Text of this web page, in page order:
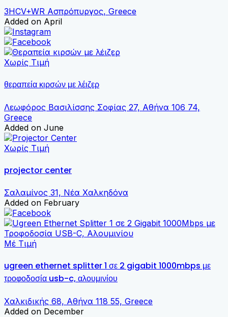
3HCV+WR Ασπρόπυργος, Greece
Added on April
Χωρίς Τιμή
θεραπεία κιρσών με λέιζερ
Λεωφόρος Βασιλίσσης Σοφίας 27, Αθήνα 106 74,
Greece
Added on June
Χωρίς Τιμή
projector center
Σαλαμίνος 31, Νέα Χαλκηδόνα
Added on February
Μέ Τιμή
ugreen ethernet splitter 1 σε 2 gigabit 1000mbps με
τροφοδοσία usb-c, αλουμινίου
Χαλκιδικής 68, Αθήνα 118 55, Greece
Added on December